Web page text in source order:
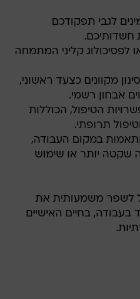
לפסיכולוג קליני המתמחה
מקוונים כצעד ראשוני,
אבחון רשמי.
הטיפול, הכוללות
תרופתי.
במקום העבודה,
שקטה יותר או שימוש
לשפר משמעותית את